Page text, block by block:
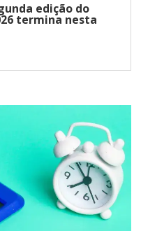
edição do
termina nesta